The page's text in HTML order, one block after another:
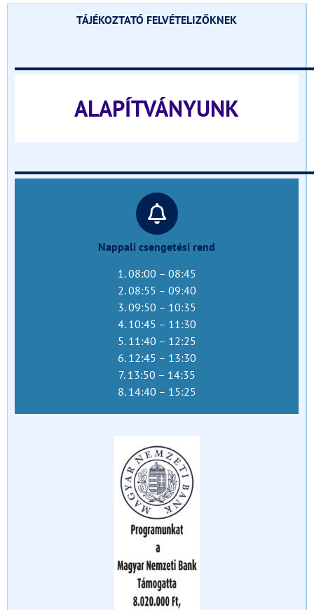
TÁJÉKOZTATÓ FELVÉTELIZŐKNEK
ALAPÍTVÁNYUNK
Nappali csengetési rend
1. 08:00 – 08:45
2. 08:55 – 09:40
3. 09:50 – 10:35
4. 10:45 – 11:30
5. 11:40 – 12:25
6. 12:45 – 13:30
7. 13:50 – 14:35
8. 14:40 – 15:25